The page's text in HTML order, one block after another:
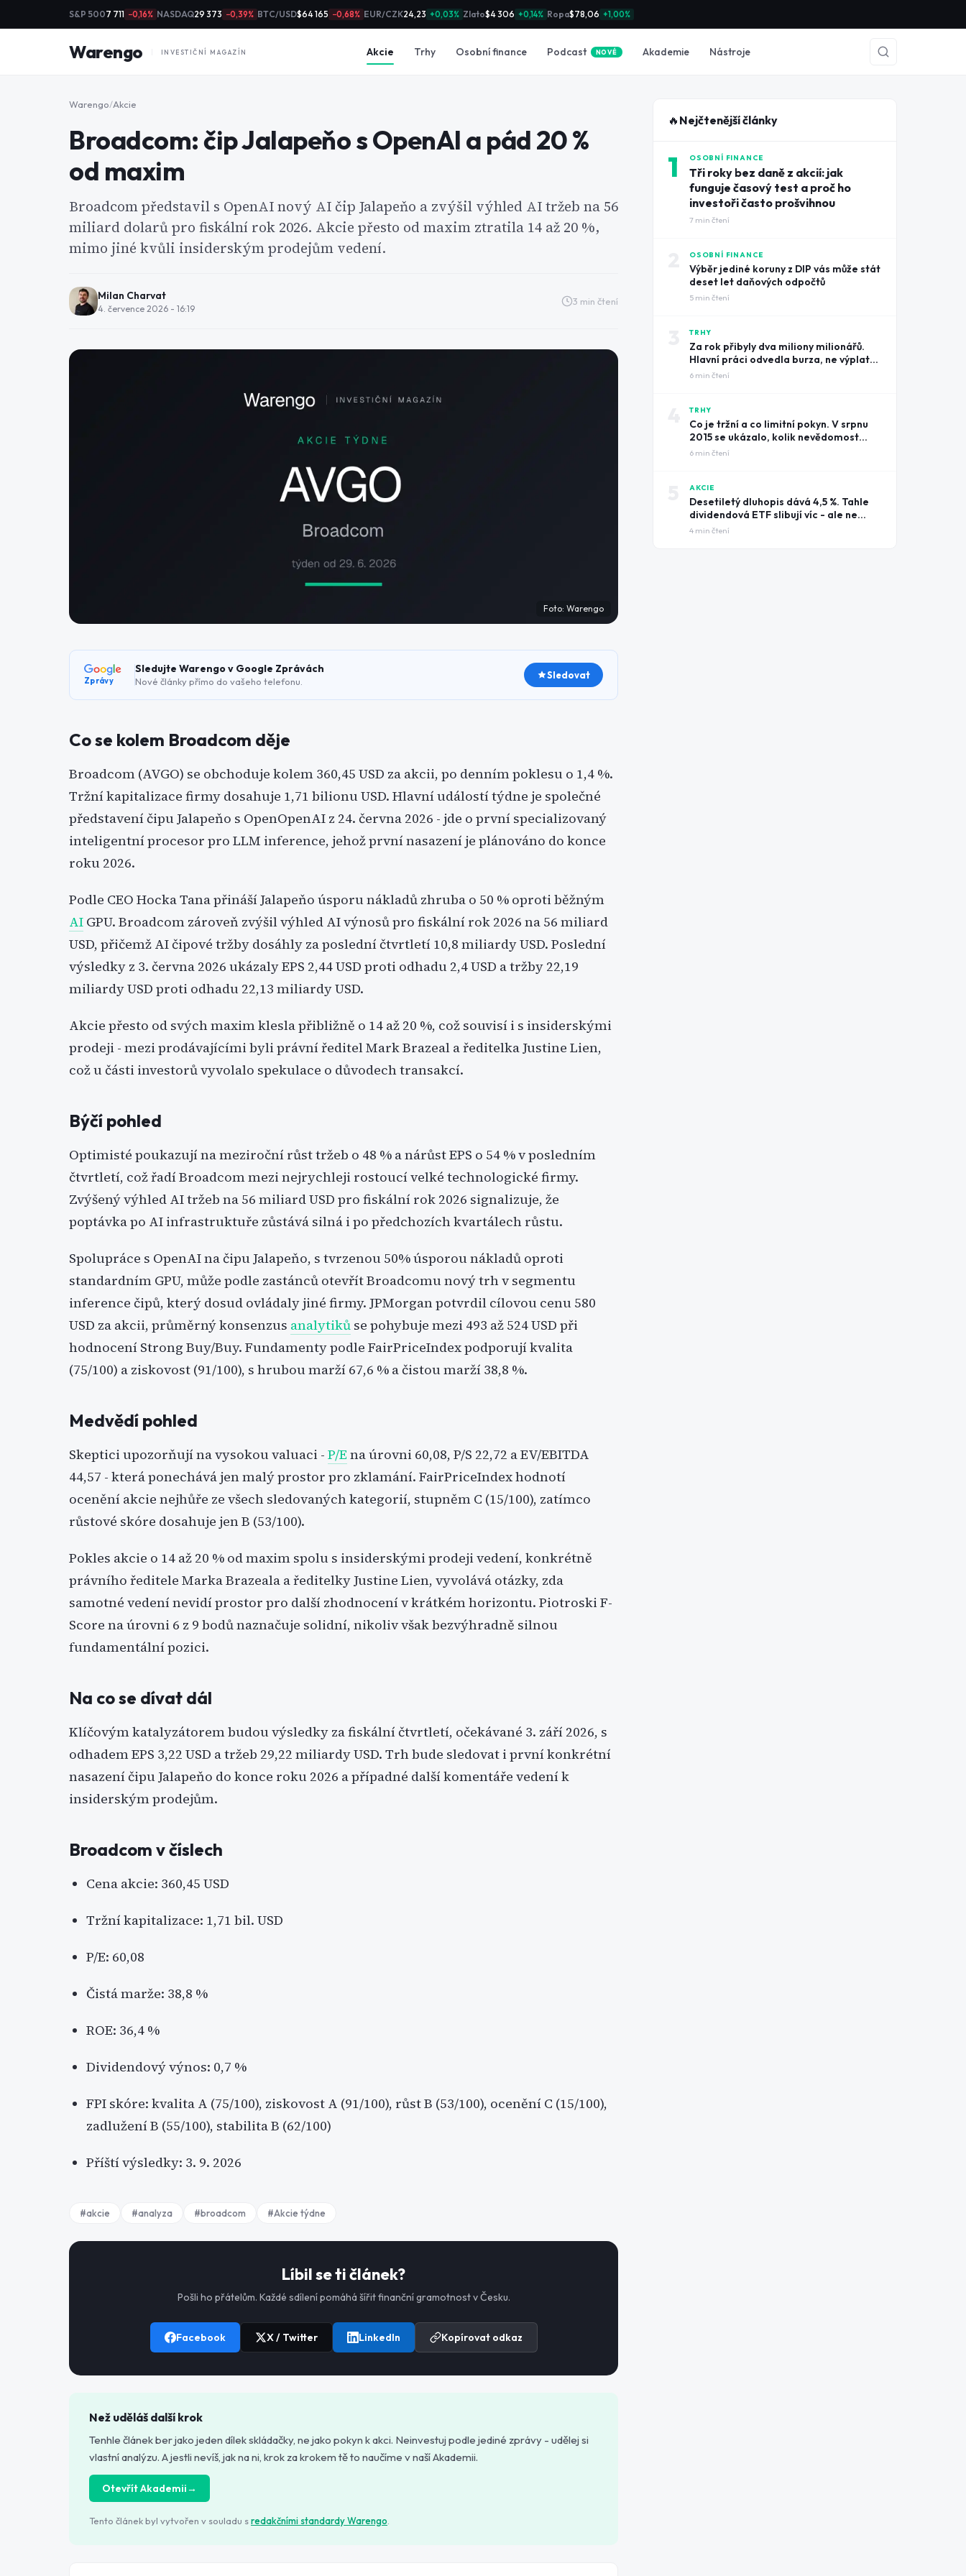
S&P 5007 711 −0,16% NASDAQ29 373 −0,39% BTC/USD$64 165 −0,68% EUR/CZK24,23 +0,03% Zlato$4 306 +0,14% Ropa$78,06 +1,00%
Warengo INVESTIČNÍ MAGAZÍN Akcie Trhy Osobní finance Podcast NOVÉ Akademie Nástroje
Warengo/Akcie
Broadcom: čip Jalapeňo s OpenAI a pád 20 %
od maxim
Broadcom představil s OpenAI nový AI čip Jalapeňo a zvýšil výhled AI tržeb na 56
miliard dolarů pro fiskální rok 2026. Akcie přesto od maxim ztratila 14 až 20 %,
mimo jiné kvůli insiderským prodejům vedení.
Milan Charvat
4. července 2026 - 16:19
3 min čtení
Foto: Warengo
Zprávy
Sledujte Warengo v Google Zprávách
Nové články přímo do vašeho telefonu.
Sledovat
Co se kolem Broadcom děje
Broadcom (AVGO) se obchoduje kolem 360,45 USD za akcii, po denním poklesu o 1,4 %.
Tržní kapitalizace firmy dosahuje 1,71 bilionu USD. Hlavní událostí týdne je společné
představení čipu Jalapeňo s OpenOpenAI z 24. června 2026 - jde o první specializovaný
inteligentní procesor pro LLM inference, jehož první nasazení je plánováno do konce
roku 2026.
Podle CEO Hocka Tana přináší Jalapeňo úsporu nákladů zhruba o 50 % oproti běžným
AI GPU. Broadcom zároveň zvýšil výhled AI výnosů pro fiskální rok 2026 na 56 miliard
USD, přičemž AI čipové tržby dosáhly za poslední čtvrtletí 10,8 miliardy USD. Poslední
výsledky z 3. června 2026 ukázaly EPS 2,44 USD proti odhadu 2,4 USD a tržby 22,19
miliardy USD proti odhadu 22,13 miliardy USD.
Akcie přesto od svých maxim klesla přibližně o 14 až 20 %, což souvisí i s insiderskými
prodeji - mezi prodávajícími byli právní ředitel Mark Brazeal a ředitelka Justine Lien,
což u části investorů vyvolalo spekulace o důvodech transakcí.
Býčí pohled
Optimisté poukazují na meziroční růst tržeb o 48 % a nárůst EPS o 54 % v posledním
čtvrtletí, což řadí Broadcom mezi nejrychleji rostoucí velké technologické firmy.
Zvýšený výhled AI tržeb na 56 miliard USD pro fiskální rok 2026 signalizuje, že
poptávka po AI infrastruktuře zůstává silná i po předchozích kvartálech růstu.
Spolupráce s OpenAI na čipu Jalapeňo, s tvrzenou 50% úsporou nákladů oproti
standardním GPU, může podle zastánců otevřít Broadcomu nový trh v segmentu
inference čipů, který dosud ovládaly jiné firmy. JPMorgan potvrdil cílovou cenu 580
USD za akcii, průměrný konsenzus analytiků se pohybuje mezi 493 až 524 USD při
hodnocení Strong Buy/Buy. Fundamenty podle FairPriceIndex podporují kvalita
(75/100) a ziskovost (91/100), s hrubou marží 67,6 % a čistou marží 38,8 %.
Medvědí pohled
Skeptici upozorňují na vysokou valuaci - P/E na úrovni 60,08, P/S 22,72 a EV/EBITDA
44,57 - která ponechává jen malý prostor pro zklamání. FairPriceIndex hodnotí
ocenění akcie nejhůře ze všech sledovaných kategorií, stupněm C (15/100), zatímco
růstové skóre dosahuje jen B (53/100).
Pokles akcie o 14 až 20 % od maxim spolu s insiderskými prodeji vedení, konkrétně
právního ředitele Marka Brazeala a ředitelky Justine Lien, vyvolává otázky, zda
samotné vedení nevidí prostor pro další zhodnocení v krátkém horizontu. Piotroski F-
Score na úrovni 6 z 9 bodů naznačuje solidní, nikoliv však bezvýhradně silnou
fundamentální pozici.
Na co se dívat dál
Klíčovým katalyzátorem budou výsledky za fiskální čtvrtletí, očekávané 3. září 2026, s
odhadem EPS 3,22 USD a tržeb 29,22 miliardy USD. Trh bude sledovat i první konkrétní
nasazení čipu Jalapeňo do konce roku 2026 a případné další komentáře vedení k
insiderským prodejům.
Broadcom v číslech
Cena akcie: 360,45 USD
Tržní kapitalizace: 1,71 bil. USD
P/E: 60,08
Čistá marže: 38,8 %
ROE: 36,4 %
Dividendový výnos: 0,7 %
FPI skóre: kvalita A (75/100), ziskovost A (91/100), růst B (53/100), ocenění C (15/100),
zadlužení B (55/100), stabilita B (62/100)
Příští výsledky: 3. 9. 2026
#akcie #analyza #broadcom #Akcie týdne
Líbil se ti článek?
Pošli ho přátelům. Každé sdílení pomáhá šířit finanční gramotnost v Česku.
Facebook X / Twitter LinkedIn Kopírovat odkaz
Než uděláš další krok
Tenhle článek ber jako jeden dílek skládačky, ne jako pokyn k akci. Neinvestuj podle jediné zprávy - udělej si
vlastní analýzu. A jestli nevíš, jak na ni, krok za krokem tě to naučíme v naší Akademii.
Otevřít Akademii→
Tento článek byl vytvořen v souladu sredakčními standardy Warengo
🔥 Nejčtenější články
1 OSOBNÍ FINANCE
Tři roky bez daně z akcií: jak
funguje časový test a proč ho
investoři často prošvihnou
7 min čtení
OSOBNÍ FINANCE
Výběr jediné koruny z DIP vás může stát
deset let daňových odpočtů
5 min čtení
TRHY
Za rok přibyly dva miliony milionářů.
Hlavní práci odvedla burza, ne výplatní
pásky
6 min čtení
TRHY
Co je tržní a co limitní pokyn. V srpnu
2015 se ukázalo, kolik nevědomost
může stát
6 min čtení
AKCIE
Desetiletý dluhopis dává 4,5 %. Tahle
dividendová ETF slibují víc - ale ne
zadarmo
4 min čtení